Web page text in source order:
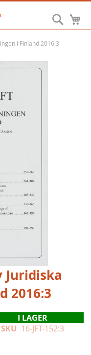
Sök
i Finland 2016:3
2016:3
I LAGER
SKU 16-JFT-152:3